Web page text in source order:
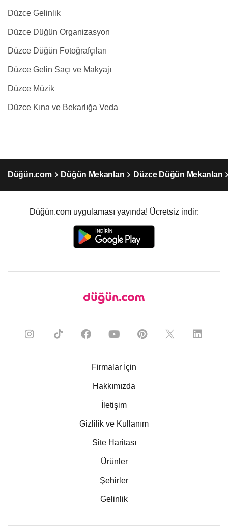
Düzce Gelinlik
Düzce Düğün Organizasyon
Düzce Düğün Fotoğrafçıları
Düzce Gelin Saçı ve Makyajı
Düzce Müzik
Düzce Kına ve Bekarlığa Veda
Düğün.com Düğün Mekanları Düzce Düğün Mekanları
Düğün.com uygulaması yayında! Ücretsiz indir:
Firmalar İçin
Hakkımızda
İletişim
Gizlilik ve Kullanım
Site Haritası
Ürünler
Şehirler
Gelinlik